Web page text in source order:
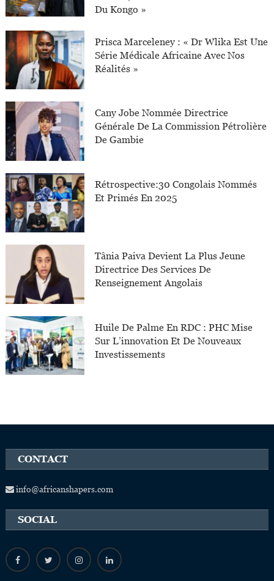
Du Kongo »
Prisca Marceleney : « Dr Wlika Est Une
Série Médicale Africaine Avec Nos
Réalités »
Cany Jobe Nommée Directrice
Générale De La Commission Pétrolière
De Gambie
Rétrospective:30 Congolais Nommés
Et Primés En 2025
Tânia Paiva Devient La Plus Jeune
Directrice Des Services De
Renseignement Angolais
Huile De Palme En RDC : PHC Mise
Sur L’innovation Et De Nouveaux
Investissements
CONTACT
info@africanshapers.com
SOCIAL